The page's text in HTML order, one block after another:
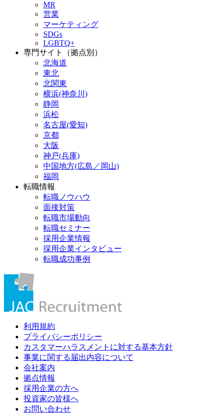
MR
営業
マーケティング
SDGs
LGBTQ+
専門サイト（拠点別）
北海道
東北
北関東
横浜(神奈川)
静岡
浜松
名古屋(愛知)
京都
大阪
神戸(兵庫)
中国地方(広島／岡山)
福岡
転職情報
転職ノウハウ
面接対策
転職市場動向
転職セミナー
採用企業情報
採用企業インタビュー
転職成功事例
利用規約
プライバシーポリシー
カスタマーハラスメントに対する基本方針
事業に関する届出内容について
会社案内
拠点情報
採用企業の方へ
投資家の皆様へ
お問い合わせ